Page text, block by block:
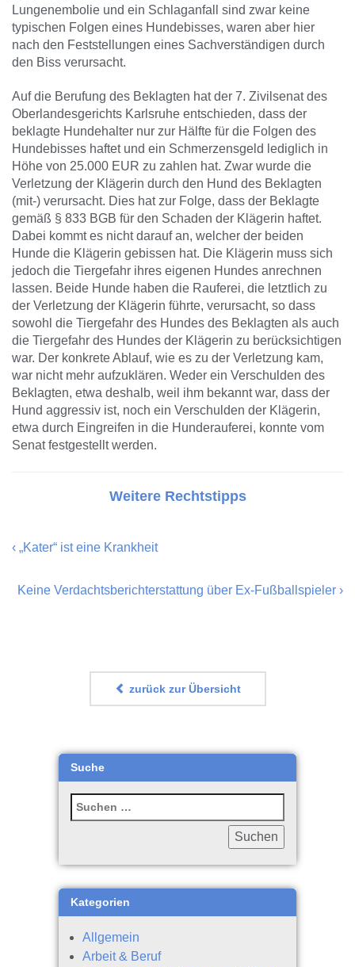
Lungenembolie und ein Schlaganfall sind zwar keine
typischen Folgen eines Hundebisses, waren aber hier
nach den Feststellungen eines Sachverständigen durch
den Biss verursacht.
Auf die Berufung des Beklagten hat der 7. Zivilsenat des
Oberlandesgerichts Karlsruhe entschieden, dass der
beklagte Hundehalter nur zur Hälfte für die Folgen des
Hundebisses haftet und ein Schmerzensgeld lediglich in
Höhe von 25.000 EUR zu zahlen hat. Zwar wurde die
Verletzung der Klägerin durch den Hund des Beklagten
(mit-) verursacht. Dies hat zur Folge, dass der Beklagte
gemäß § 833 BGB für den Schaden der Klägerin haftet.
Dabei kommt es nicht darauf an, welcher der beiden
Hunde die Klägerin gebissen hat. Die Klägerin muss sich
jedoch die Tiergefahr ihres eigenen Hundes anrechnen
lassen. Beide Hunde haben die Rauferei, die letztlich zu
der Verletzung der Klägerin führte, verursacht, so dass
sowohl die Tiergefahr des Hundes des Beklagten als auch
die Tiergefahr des Hundes der Klägerin zu berücksichtigen
war. Der konkrete Ablauf, wie es zu der Verletzung kam,
war nicht mehr aufzuklären. Weder ein Verschulden des
Beklagten, etwa deshalb, weil ihm bekannt war, dass der
Hund aggressiv ist, noch ein Verschulden der Klägerin,
etwa durch Eingreifen in die Hunderauferei, konnte vom
Senat festgestellt werden.
Weitere Rechtstipps
‹ „Kater“ ist eine Krankheit
Keine Verdachtsberichterstattung über Ex-Fußballspieler ›
zurück zur Übersicht
Suche
Kategorien
Allgemein
Arbeit & Beruf